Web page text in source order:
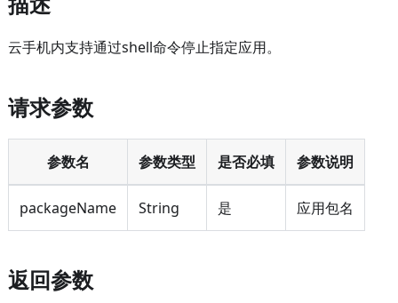
云手机内支持通过shell命令停止指定应用。
请求参数
参数名 参数类型 是否必填 参数说明
packageName String 是 应用包名
返回参数